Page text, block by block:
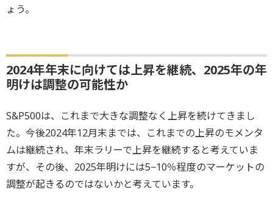
ょう。
2024年年末に向けては上昇を継続、2025年の年
明けは調整の可能性か
S&P500は、これまで大きな調整なく上昇を続けてきまし
た。今後2024年12月末までは、これまでの上昇のモメンタ
ムは継続され、年末ラリーで上昇を継続すると考えていま
すが、その後、2025年明けには5−10％程度のマーケットの
調整が起きるのではないかと考えています。